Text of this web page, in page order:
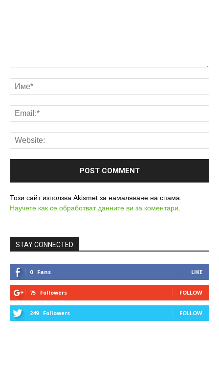
Този сайт използва Akismet за намаляване на спама.
Научете как се обработват данните ви за коментари
STAY CONNECTED
0 Fans LIKE
75 Followers FOLLOW
249 Followers FOLLOW